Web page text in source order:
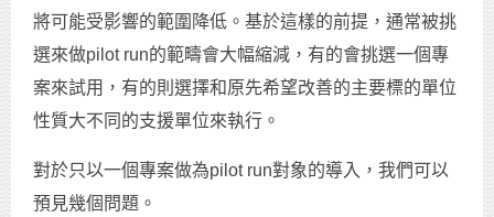
將可能受影響的範圍降低。基於這樣的前提，通常被挑
選來做pilot run的範疇會大幅縮減，有的會挑選一個專
案來試用，有的則選擇和原先希望改善的主要標的單位
性質大不同的支援單位來執行。
對於只以一個專案做為pilot run對象的導入，我們可以
預見幾個問題。